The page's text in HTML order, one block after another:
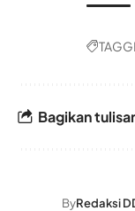
Bagikan
ByRedaksi